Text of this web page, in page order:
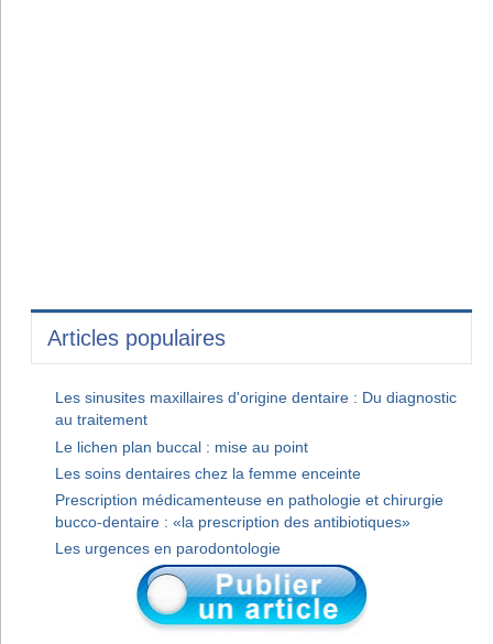
Articles populaires
Les sinusites maxillaires d'origine dentaire : Du diagnostic
au traitement
Le lichen plan buccal : mise au point
Les soins dentaires chez la femme enceinte
Prescription médicamenteuse en pathologie et chirurgie
bucco-dentaire : «la prescription des antibiotiques»
Les urgences en parodontologie